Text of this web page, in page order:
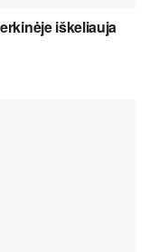
iškeliauja